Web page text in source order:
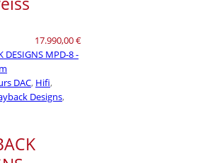
17.990,00€
DAC, Hifi,
Designs,